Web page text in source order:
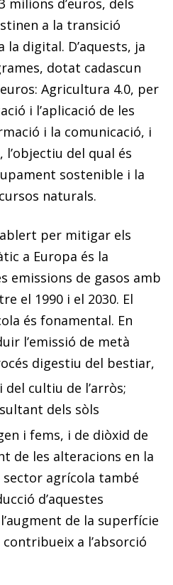
a la transició
digital. D’aquests, ja
dotat cadascun
Agricultura 4.0, per
i l’aplicació de les
i la comunicació, i
del qual és
sostenible i la
naturals.
per mitigar els
a Europa és la
emissions de gasos amb
el 1990 i el 2030. El
és fonamental. En
l’emissió de metà
digestiu del bestiar,
cultiu de l’arròs;
dels sòls
i fems, i de diòxid de
de les alteracions en la
agrícola també
d’aquestes
de la superfície
a l’ab­­sorció